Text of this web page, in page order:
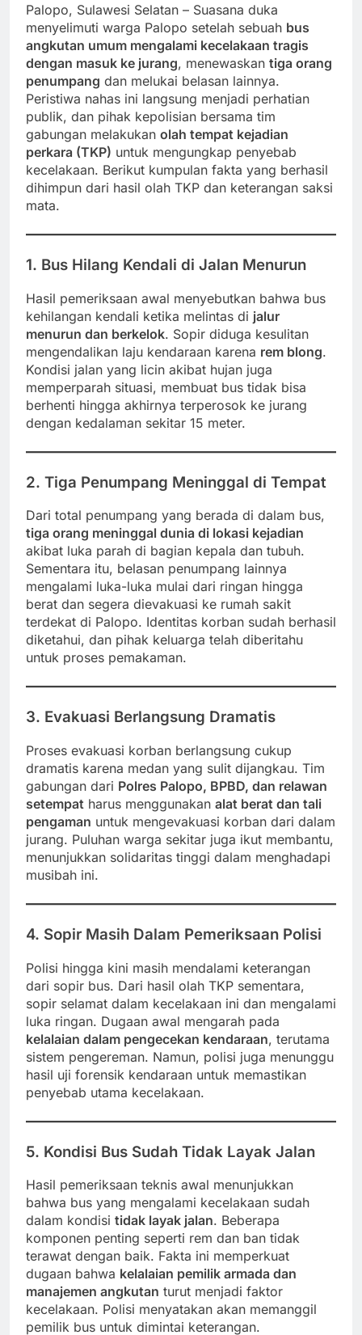
Palopo, Sulawesi Selatan – Suasana duka
menyelimuti warga Palopo setelah sebuah bus
angkutan umum mengalami kecelakaan tragis
dengan masuk ke jurang, menewaskan tiga orang
penumpang dan melukai belasan lainnya.
Peristiwa nahas ini langsung menjadi perhatian
publik, dan pihak kepolisian bersama tim
gabungan melakukan olah tempat kejadian
perkara (TKP) untuk mengungkap penyebab
kecelakaan. Berikut kumpulan fakta yang berhasil
dihimpun dari hasil olah TKP dan keterangan saksi
mata.
1. Bus Hilang Kendali di Jalan Menurun
Hasil pemeriksaan awal menyebutkan bahwa bus
kehilangan kendali ketika melintas di jalur
menurun dan berkelok. Sopir diduga kesulitan
mengendalikan laju kendaraan karena rem blong.
Kondisi jalan yang licin akibat hujan juga
memperparah situasi, membuat bus tidak bisa
berhenti hingga akhirnya terperosok ke jurang
dengan kedalaman sekitar 15 meter.
2. Tiga Penumpang Meninggal di Tempat
Dari total penumpang yang berada di dalam bus,
tiga orang meninggal dunia di lokasi kejadian
akibat luka parah di bagian kepala dan tubuh.
Sementara itu, belasan penumpang lainnya
mengalami luka-luka mulai dari ringan hingga
berat dan segera dievakuasi ke rumah sakit
terdekat di Palopo. Identitas korban sudah berhasil
diketahui, dan pihak keluarga telah diberitahu
untuk proses pemakaman.
3. Evakuasi Berlangsung Dramatis
Proses evakuasi korban berlangsung cukup
dramatis karena medan yang sulit dijangkau. Tim
gabungan dari Polres Palopo, BPBD, dan relawan
setempat harus menggunakan alat berat dan tali
pengaman untuk mengevakuasi korban dari dalam
jurang. Puluhan warga sekitar juga ikut membantu,
menunjukkan solidaritas tinggi dalam menghadapi
musibah ini.
4. Sopir Masih Dalam Pemeriksaan Polisi
Polisi hingga kini masih mendalami keterangan
dari sopir bus. Dari hasil olah TKP sementara,
sopir selamat dalam kecelakaan ini dan mengalami
luka ringan. Dugaan awal mengarah pada
kelalaian dalam pengecekan kendaraan, terutama
sistem pengereman. Namun, polisi juga menunggu
hasil uji forensik kendaraan untuk memastikan
penyebab utama kecelakaan.
5. Kondisi Bus Sudah Tidak Layak Jalan
Hasil pemeriksaan teknis awal menunjukkan
bahwa bus yang mengalami kecelakaan sudah
dalam kondisi tidak layak jalan. Beberapa
komponen penting seperti rem dan ban tidak
terawat dengan baik. Fakta ini memperkuat
dugaan bahwa kelalaian pemilik armada dan
manajemen angkutan turut menjadi faktor
kecelakaan. Polisi menyatakan akan memanggil
pemilik bus untuk dimintai keterangan.